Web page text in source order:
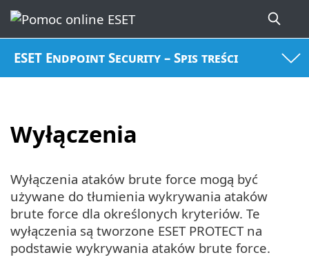
ESET Endpoint Security – Spis treści
Wyłączenia
Wyłączenia ataków brute force mogą być
używane do tłumienia wykrywania ataków
brute force dla określonych kryteriów. Te
wyłączenia są tworzone ESET PROTECT na
podstawie wykrywania ataków brute force.